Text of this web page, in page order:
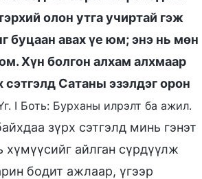
олон утга учиртай гэж
буцаан авах үе юм; энэ нь мөн
Хүн болгон алхам алхмаар
Сатаны эзэлдэг орон
I Боть: Бурханы илрэлт ба ажил.
зүрх сэтгэлд минь гэнэт
хүмүүсийг айлган сүрдүүлж
бодит ажлаар, үгээр